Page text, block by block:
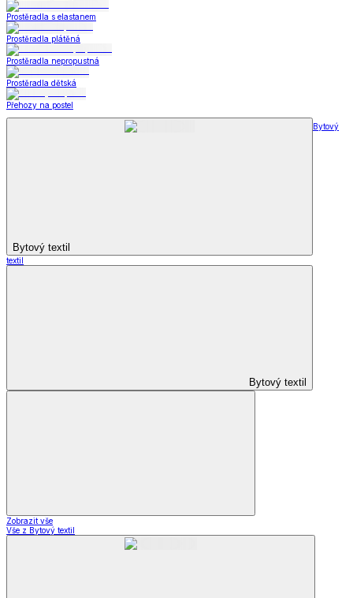
Prostěradla s elastanem
Prostěradla plátěná
Prostěradla nepropustná
Prostěradla dětská
Přehozy na postel
Bytový textil
Bytový
textil
Bytový textil
Zobrazit vše
Vše z Bytový textil